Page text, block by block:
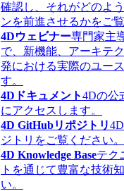
確認し、それがどのよ
ンを前進させるかをご
4Dウェビナー専門家主
で、新機能、アーキテ
発における実際のユー
す。
4Dドキュメント4Dの公
にアクセスします。
4D GitHubリポジトリ
ジトリをご覧ください。
4D Knowledge Baseテク
トを通じて豊富な技術
い。